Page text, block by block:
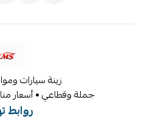
زينة سيارات
جملة وقطاعي • أسعار
روابط